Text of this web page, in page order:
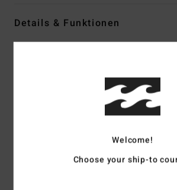
Details & Funktionen
Baumwolle [210 g/m2]
Kontrastfarbener Overlockstich an
Welcome!
Choose your ship-to